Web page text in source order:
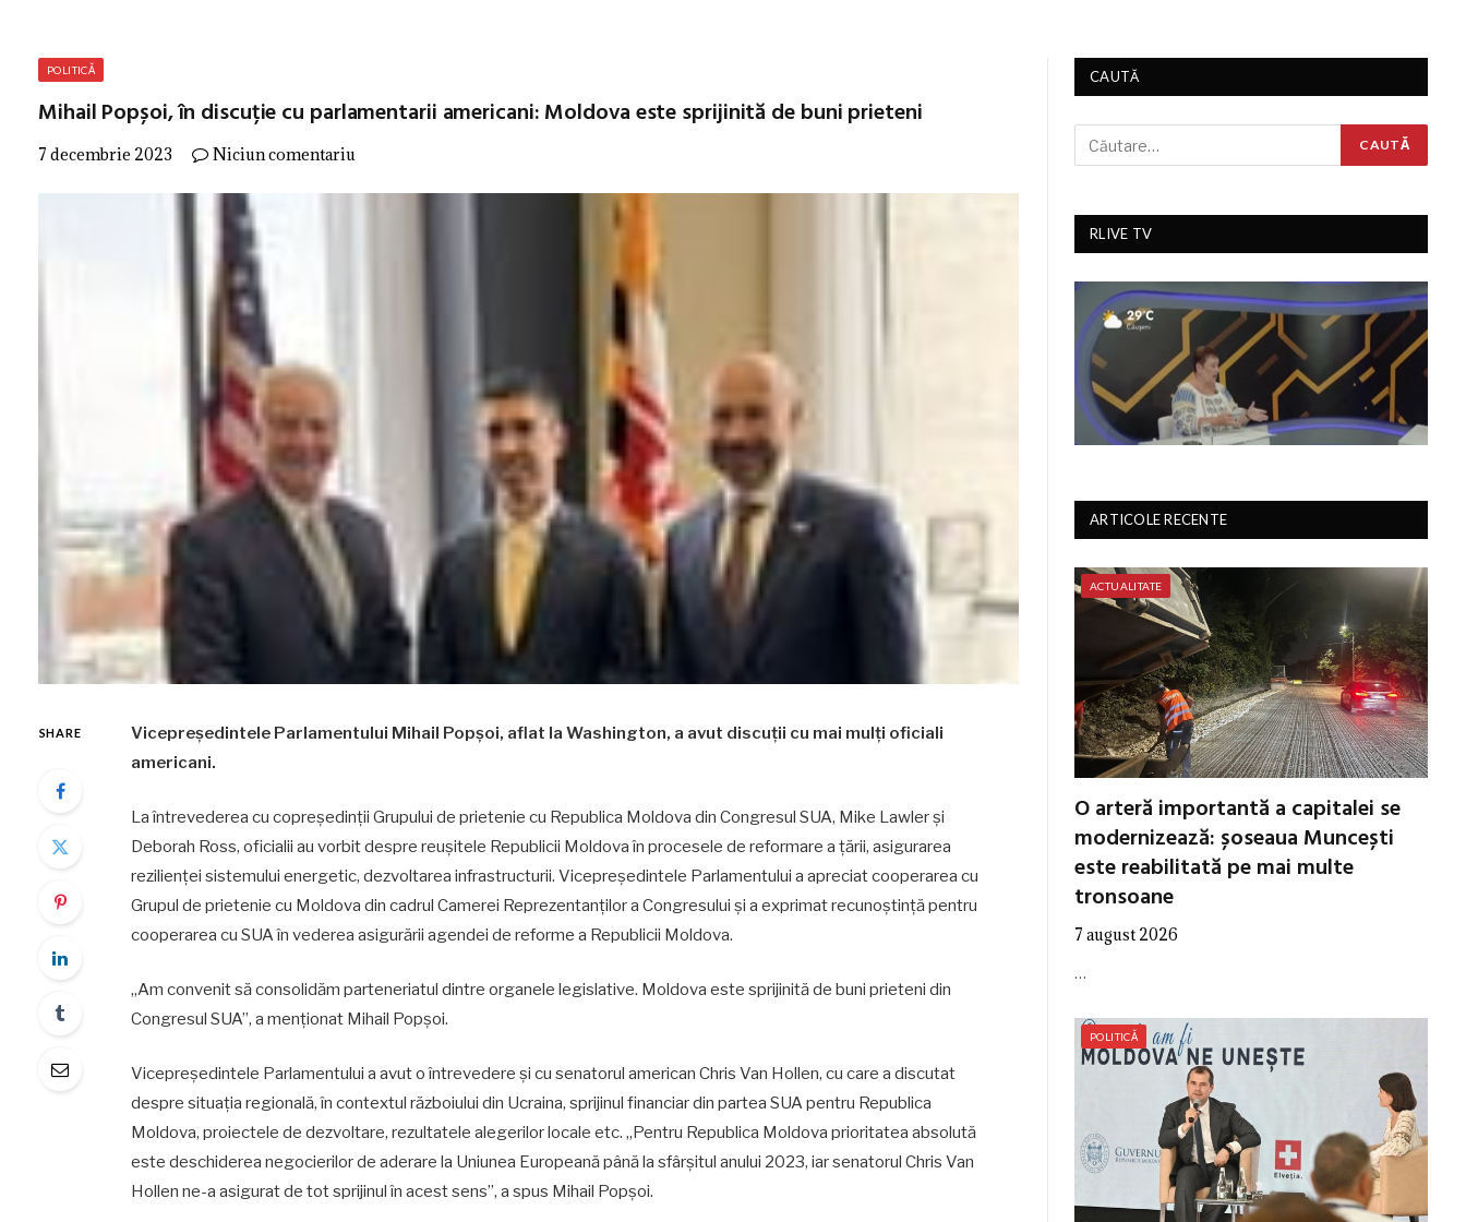
POLITICĂ
Mihail Popșoi, în discuție cu parlamentarii americani: Moldova este sprijinită de buni prieteni
7 decembrie 2023 Niciun comentariu
SHARE
Vicepreședintele Parlamentului Mihail Popșoi, aflat la Washington, a avut discuții cu mai mulți oficiali
americani.
La întrevederea cu copreședinții Grupului de prietenie cu Republica Moldova din Congresul SUA, Mike Lawler și
Deborah Ross, oficialii au vorbit despre reușitele Republicii Moldova în procesele de reformare a țării, asigurarea
rezilienței sistemului energetic, dezvoltarea infrastructurii. Vicepreședintele Parlamentului a apreciat cooperarea cu
Grupul de prietenie cu Moldova din cadrul Camerei Reprezentanților a Congresului și a exprimat recunoștință pentru
cooperarea cu SUA în vederea asigurării agendei de reforme a Republicii Moldova.
„Am convenit să consolidăm parteneriatul dintre organele legislative. Moldova este sprijinită de buni prieteni din
Congresul SUA”, a menționat Mihail Popșoi.
Vicepreședintele Parlamentului a avut o întrevedere și cu senatorul american Chris Van Hollen, cu care a discutat
despre situația regională, în contextul războiului din Ucraina, sprijinul financiar din partea SUA pentru Republica
Moldova, proiectele de dezvoltare, rezultatele alegerilor locale etc. „Pentru Republica Moldova prioritatea absolută
este deschiderea negocierilor de aderare la Uniunea Europeană până la sfârșitul anului 2023, iar senatorul Chris Van
Hollen ne-a asigurat de tot sprijinul în acest sens”, a spus Mihail Popșoi.
CAUTĂ
RLIVE TV
ARTICOLE RECENTE
ACTUALITATE
O arteră importantă a capitalei se
modernizează: șoseaua Muncești
este reabilitată pe mai multe
tronsoane
7 august 2026
…
POLITICĂ